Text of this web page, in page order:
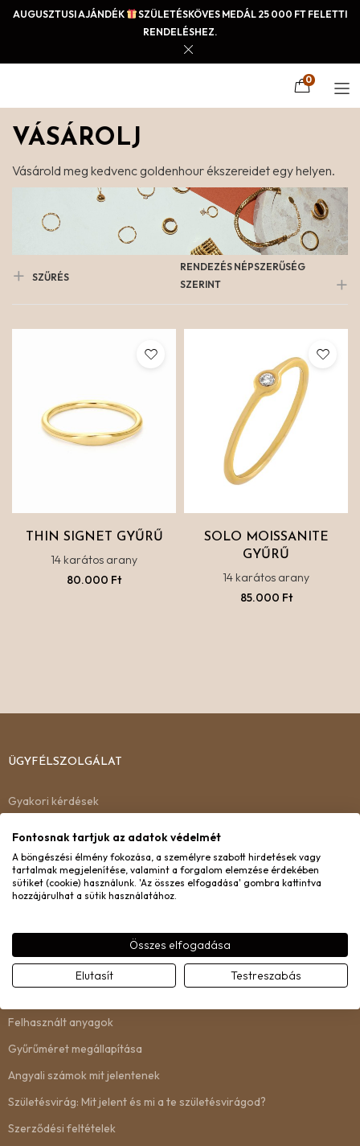
AUGUSZTUSI AJÁNDÉK
SZÜLETÉSKÖVES MEDÁL 25 000 FT FELETTI
RENDELÉSHEZ.
0
VÁSÁROLJ
Vásárold meg kedvenc goldenhour ékszereidet egy helyen.
SZŰRÉS
RENDEZÉS NÉPSZERŰSÉG
SZERINT
THIN SIGNET GYŰRŰ
14 karátos arany
80.000 Ft
SOLO MOISSANITE
GYŰRŰ
14 karátos arany
85.000 Ft
ÜGYFÉLSZOLGÁLAT
Gyakori kérdések
Garancia
Csere és visszaküldés
INFORMÁCIÓ
Felhasznált anyagok
Gyűrűméret megállapítása
Angyali számok mit jelentenek
Születésvirág: Mit jelent és mi a te születésvirágod?
Szerződési feltételek
Fontosnak tartjuk az adatok védelmét
A böngészési élmény fokozása, a személyre szabott hirdetések vagy
tartalmak megjelenítése, valamint a forgalom elemzése érdekében
sütiket (cookie) használunk. 'Az összes elfogadása' gombra kattintva
hozzájárulhat a sütik használatához.
Összes elfogadása
Elutasít Testreszabás